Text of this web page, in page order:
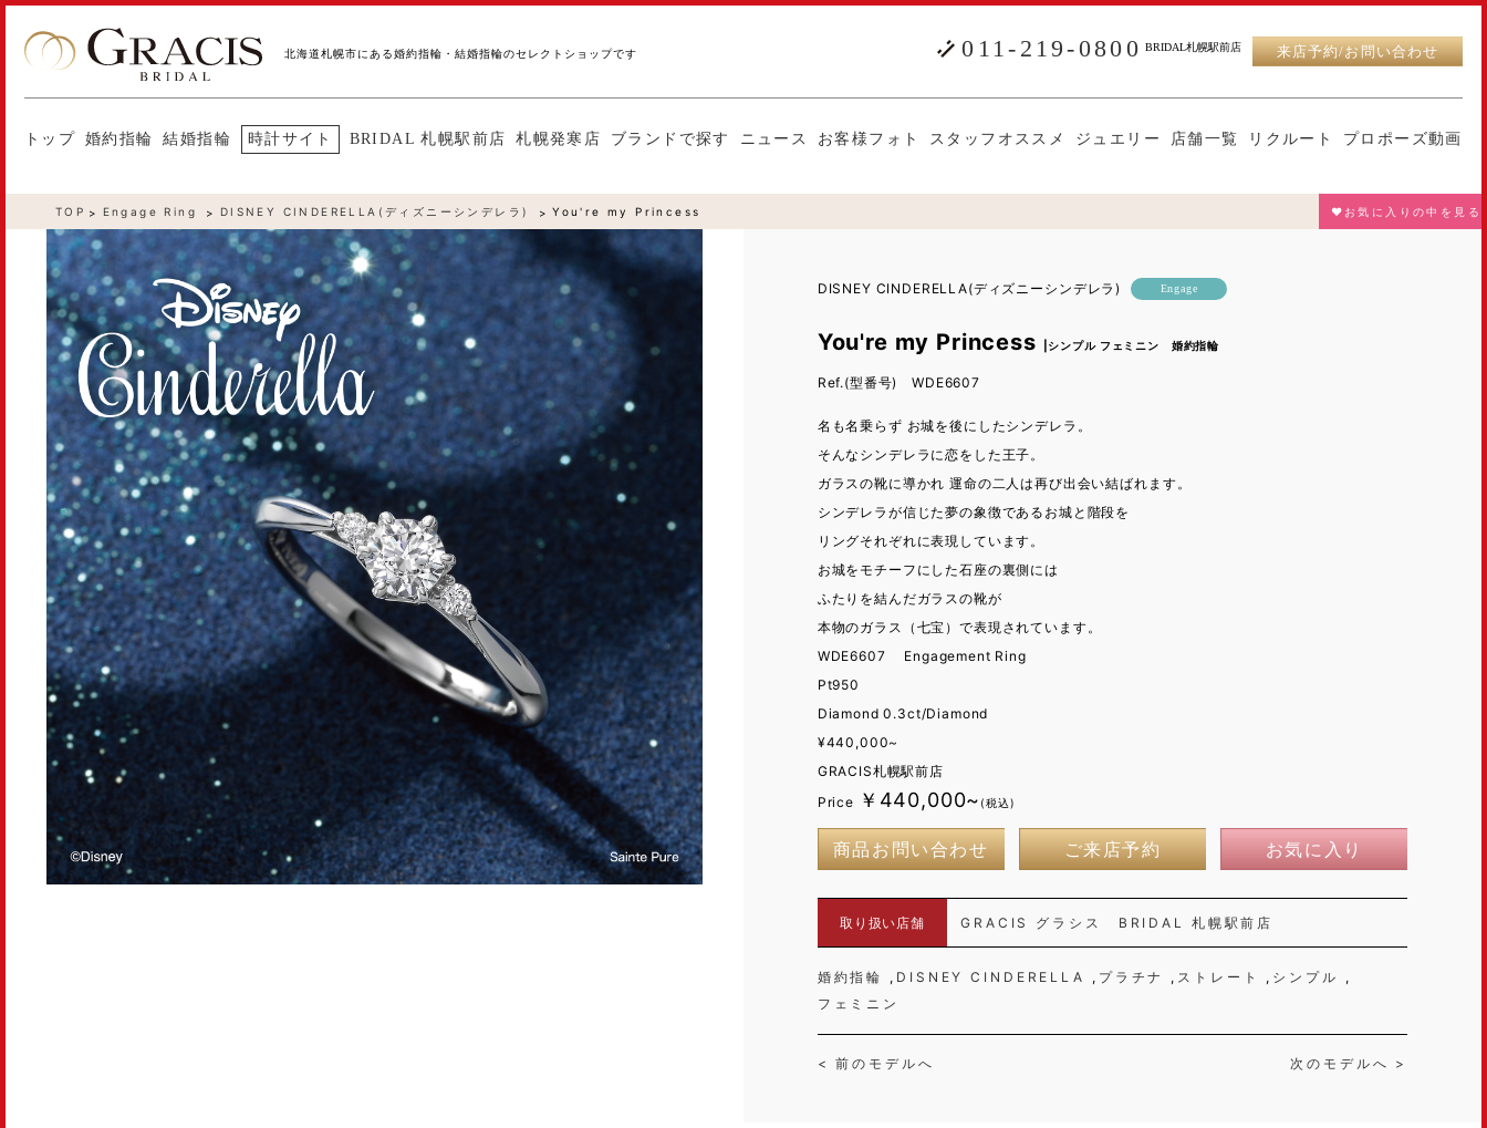
北海道札幌市にある婚約指輪・結婚指輪のセレクトショップです 011-219-0800 BRIDAL札幌駅前店 来店予約/お問い合わせ
トップ 婚約指輪 結婚指輪 時計サイト BRIDAL 札幌駅前店 札幌発寒店 ブランドで探す ニュース お客様フォト スタッフオススメ ジュエリー 店舗一覧 リクルート プロポーズ動画
TOP Engage Ring DISNEY CINDERELLA(ディズニーシンデレラ) You're my Princess ♥お気に入りの中を見る
DISNEY CINDERELLA(ディズニーシンデレラ) Engage
You're my Princess |シンプル フェミニン 婚約指輪
Ref.(型番号) WDE6607
名も名乗らず お城を後にしたシンデレラ。
そんなシンデレラに恋をした王子。
ガラスの靴に導かれ 運命の二人は再び出会い結ばれます。
シンデレラが信じた夢の象徴であるお城と階段を
リングそれぞれに表現しています。
お城をモチーフにした石座の裏側には
ふたりを結んだガラスの靴が
本物のガラス（七宝）で表現されています。
WDE6607 Engagement Ring
Pt950
Diamond 0.3ct/Diamond
¥440,000~
GRACIS札幌駅前店
Price ￥440,000~ (税込)
商品お問い合わせ ご来店予約 お気に入り
取り扱い店舗 GRACIS グラシス BRIDAL 札幌駅前店
婚約指輪 DISNEY CINDERELLA プラチナ ストレート
シンプル
フェミニン
< 前のモデルへ 次のモデルへ >